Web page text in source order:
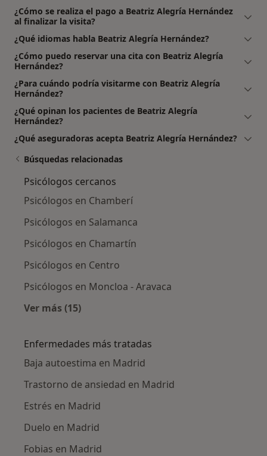
¿Cómo se realiza el pago a Beatriz Alegría Hernández
al finalizar la visita?
¿Qué idiomas habla Beatriz Alegría Hernández?
¿Cómo puedo reservar una cita con Beatriz Alegría
Hernández?
¿Para cuándo podría visitarme con Beatriz Alegría
Hernández?
¿Qué opinan los pacientes de Beatriz Alegría
Hernández?
¿Qué aseguradoras acepta Beatriz Alegría Hernández?
Búsquedas relacionadas
Psicólogos cercanos
Psicólogos en Chamberí
Psicólogos en Salamanca
Psicólogos en Chamartín
Psicólogos en Centro
Psicólogos en Moncloa - Aravaca
Ver más (15)
Enfermedades más tratadas
Baja autoestima en Madrid
Trastorno de ansiedad en Madrid
Estrés en Madrid
Duelo en Madrid
Fobias en Madrid